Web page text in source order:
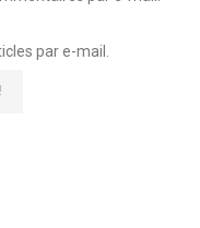
par e-mail.